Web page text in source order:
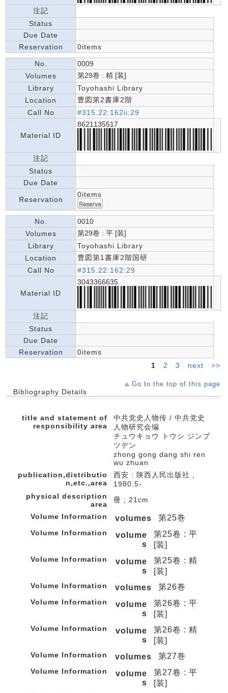
注記
Status
Due Date
Reservation
0items
No.
0009
Volumes
第29卷 : 精 [装]
Library
Toyohashi Library
Location
豊図第2書庫2階
Call No
#315.22:162ii:29
Material ID
8621135517
注記
Status
Due Date
Reservation
0items
No.
0010
Volumes
第29卷 : 平 [装]
Library
Toyohashi Library
Location
豊図第1書庫2階国研
Call No
#315.22:162:29
Material ID
3043366635
注記
Status
Due Date
Reservation
0items
1
2 3 next >>
Go to the top of this page
Bibliography Details
title and statement of
responsibility area
中共党史人物传 / 中共党史
人物研究会编
チュウキョウ トウシ ジンブ
ツデン
zhong gong dang shi ren
wu zhuan
publication,distributio
n,etc.,area
西安 : 陕西人民出版社 ,
1980.5-
physical description
area
冊 ; 21cm
Volume Information volumes 第25巻
Volume Information
volume
s
第25卷 : 平
[装]
Volume Information
volume
s
第25卷 : 精
[装]
Volume Information volumes 第26巻
Volume Information
volume
s
第26卷 : 平
[装]
Volume Information
volume
s
第26卷 : 精
[装]
Volume Information volumes 第27巻
Volume Information
volume
s
第27卷 : 平
[装]